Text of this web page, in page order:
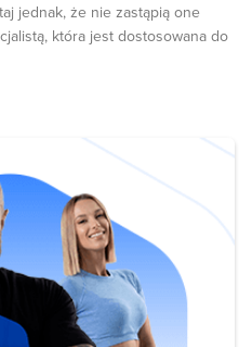
jednak, że nie zastąpią one
która jest dostosowana do